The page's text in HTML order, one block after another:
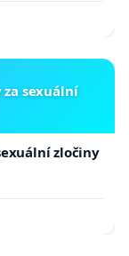
sexuální
zločiny